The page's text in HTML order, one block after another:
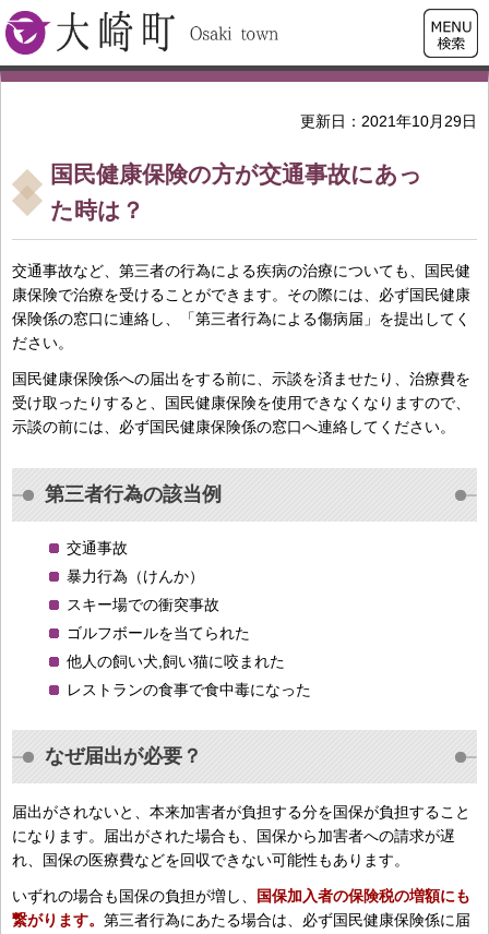
大崎町
検索・
共通メ
ニュー
更新日：2021年10月29日
国民健康保険の方が交通事故にあっ
た時は？
交通事故など、第三者の行為による疾病の治療についても、国民健
康保険で治療を受けることができます。その際には、必ず国民健康
保険係の窓口に連絡し、「第三者行為による傷病届」を提出してく
ださい。
国民健康保険係への届出をする前に、示談を済ませたり、治療費を
受け取ったりすると、国民健康保険を使用できなくなりますので、
示談の前には、必ず国民健康保険係の窓口へ連絡してください。
第三者行為の該当例
交通事故
暴力行為（けんか）
スキー場での衝突事故
ゴルフボールを当てられた
他人の飼い犬,飼い猫に咬まれた
レストランの食事で食中毒になった
なぜ届出が必要？
届出がされないと、本来加害者が負担する分を国保が負担すること
になります。届出がされた場合も、国保から加害者への請求が遅
れ、国保の医療費などを回収できない可能性もあります。
いずれの場合も国保の負担が増し、
国保加入者の保険税の増額にも
繋がります。 第三者行為にあたる場合は、必ず国民健康保険係に届